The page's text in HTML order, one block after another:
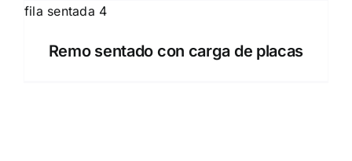
Remo sentado con carga de placas